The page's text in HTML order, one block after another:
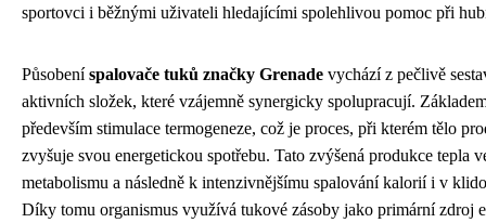
sportovci i běžnými uživateli hledajícími spolehlivou pomoc při
Působeníspalovače tuků značky Grenade vychází z pečlivě
aktivních složek, které vzájemně synergicky spolupracují.
především stimulace termogeneze, což je proces, při kterém tělo
zvyšuje svou energetickou spotřebu. Tato zvýšená produkce tepla
metabolismu a následně k intenzivnějšímu spalování kalorií i v
Díky tomu organismus využívá tukové zásoby jako primární zdroj